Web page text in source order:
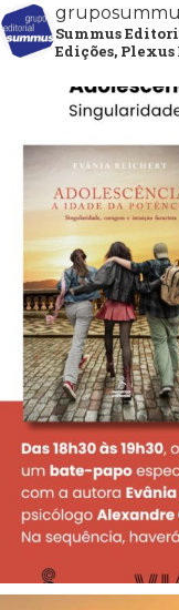
Summus
Edições,